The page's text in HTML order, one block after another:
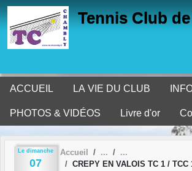
Tennis Club
ACCUEIL LA VIE DU CLUB
PHOTOS & VIDÉOS Livre d'or
Le dimanche
07
Accueil
CREPY EN VALOIS TC 1 / TCC
Panneau de gestion des cookies